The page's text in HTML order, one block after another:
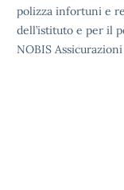
polizza infortuni e
dell’istituto e per il
NOBIS Assicurazioni